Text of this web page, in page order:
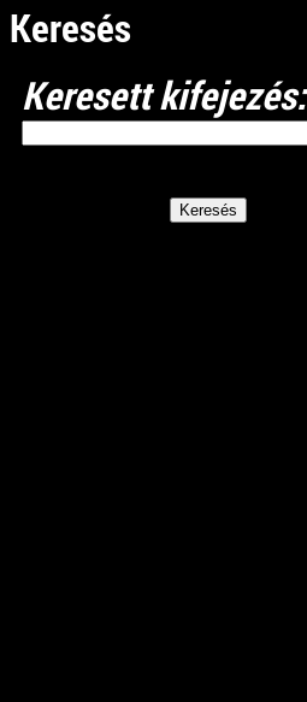
Keresés
Keresett kifejezés: